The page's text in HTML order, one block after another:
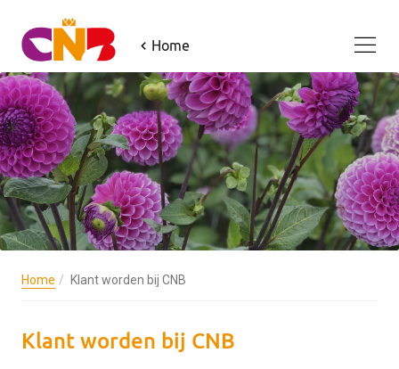
Home
Home Klant worden bij CNB
Klant worden bij CNB